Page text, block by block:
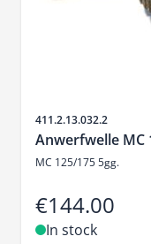
Sku
411.2.13.032.2
Anwerfwelle MC
MC 125/175 5gg.
€144.00
In stock